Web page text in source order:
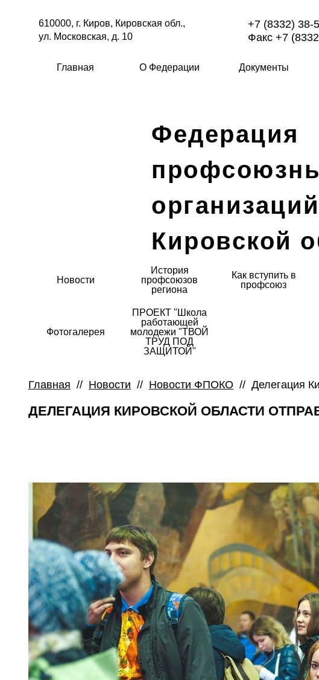
610000, г. Киров, Кировская обл.,
ул. Московская, д. 10
+7 (8332) 38-
Факс +7
Главная О Федерации Документы
Федерация
организаций
Кировской
Новости
История
профсоюзов
региона
Как вступить в
профсоюз
Фотогалерея
ПРОЕКТ "Школа
работающей
молодежи "ТВОЙ
ТРУД ПОД
ЗАЩИТОЙ"
Главная // Новости // Новости ФПОКО // Делегация
ДЕЛЕГАЦИЯ КИРОВСКОЙ ОБЛАСТИ